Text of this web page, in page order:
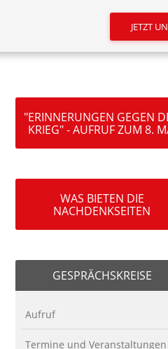
JETZT
"ERINNERUNGEN GEGEN
KRIEG" - AUFRUF ZUM 8.
WAS BIETEN DIE
NACHDENKSEITEN
GESPRÄCHSKREISE
Aufruf
Termine und Veranstaltungen